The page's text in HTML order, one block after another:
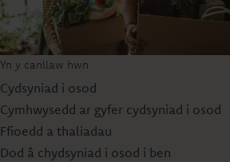
Yn y canllaw hwn
Cydsyniad i osod
Cymhwysedd ar gyfer cydsyniad i osod
Ffioedd a thaliadau
Dod â chydsyniad i osod i ben